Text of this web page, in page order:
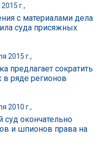
г.,
с материалами дела
суда присяжных
2015 г.,
предлагает сократить
ряде регионов
2010 г.,
суд окончательно
и шпионов права на